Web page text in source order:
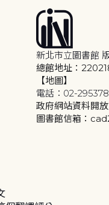
新北市立圖書館
總館地址：
【地圖】
電話：02-
政府網站資料開
圖書館信箱：